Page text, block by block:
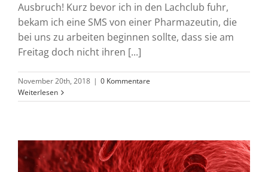
Ausbruch! Kurz bevor ich in den Lachclub fuhr,
bekam ich eine SMS von einer Pharmazeutin, die
bei uns zu arbeiten beginnen sollte, dass sie am
Freitag doch nicht ihren [...]
November 20th, 2018 | 0 Kommentare
Weiterlesen